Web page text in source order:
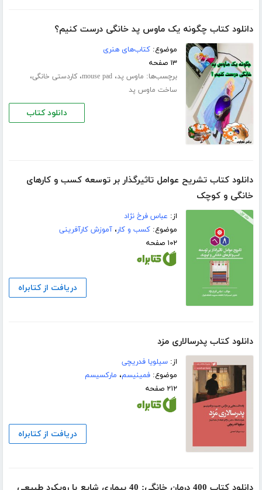
دانلود کتاب چگونه یک ماوس پد خانگی درست کنیم؟
موضوع:کتاب‌های هنری
۱۳ صفحه
برچسب‌ها: ماوس پد،mouse pad،کاردستی خانگی،
ساخت ماوس پد
دانلود کتاب
دانلود کتاب تشریح عوامل تاثیرگذار بر توسعه کسب و کارهای
خانگی و کوچک
از: عباس فرخ نژاد
موضوع:کسب و کار،آموزش کارآفرینی
۱۰۲ صفحه
دریافت از کتابراه
دانلود کتاب پدرسالاری مزد
از:سیلویا فدریچی
موضوع:فمینیسم، مارکسیسم
۲۱۲ صفحه
دریافت از کتابراه